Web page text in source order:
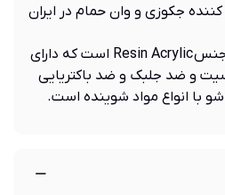
جکوزی و وان حمام در ایران
وان حمام مدل پرشین از جنس Resin Acrylic است که دارای
و ضد جلبک و ضد باکتریایی
با انواع مواد شوینده است.